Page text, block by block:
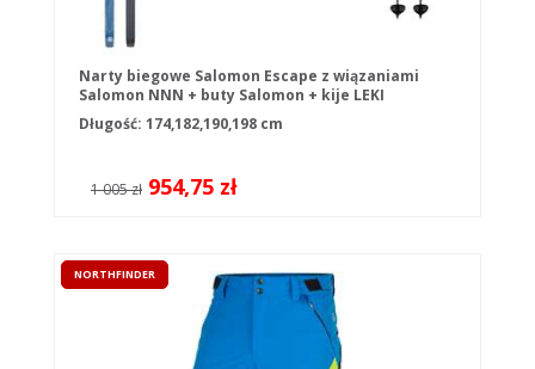
Narty biegowe Salomon Escape z wiązaniami
Salomon NNN + buty Salomon + kije LEKI
Długość: 174,182,190,198 cm
1 005 zł 954,75 zł
NORTHFINDER